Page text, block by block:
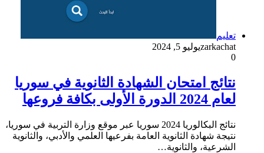
تعليم
zarkachatيوليو 5, 2024
0
نتائج امتحان الشهادة الثانوية في سوريا
لعام 2024 الدورة الأولى بكافة فروعها
نتائج البكالوريا 2024 سوريا عبر موقع وزارة التربية في سوريا،
نتيجة شهادة الثانوية العامة بفرعيها العلمي والأدبي، والثانوية
الشرعية، والثانوية…